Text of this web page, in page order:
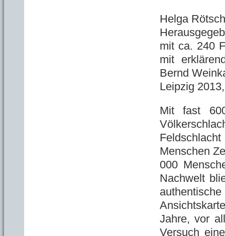
Helga
mit ca. 240
mit
Bernd
Leipzig
Mit fast
Menschen
000
Nachwelt
Jahre, vor
Versuch